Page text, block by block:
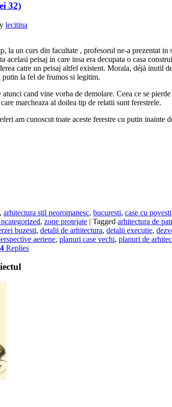
32)
lecitina
la un curs din facultate , profesorul ne-a prezentat
acelasi peisaj in care insa era decupata o casa
catre un peisaj altfel existent. Morala, déjà inutil
la fel de frumos si legitim.
atunci cand vine vorba de demolare. Ceea ce se
marcheaza al doilea tip de relatii sunt ferestrele.
am cunoscut toate aceste ferestre cu putin
, arhitectura stil neoromanesc, bucuresti, case cu povesti
, zone protejate | Tagged arhitectura de
buzesti, detalii de arhitectura, detalii executie,
aeriene, planuri case vechi, planuri de
4 Replies